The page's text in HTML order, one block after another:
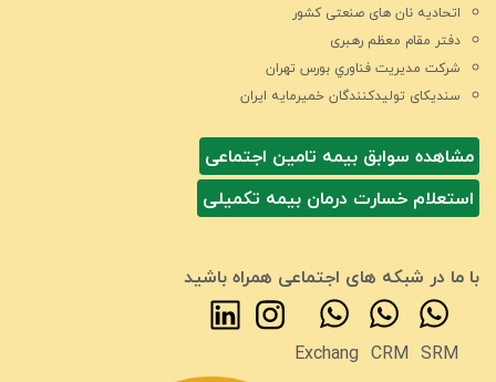
اتحادیه نان های صنعتی کشور
دفتر مقام معظم رهبری
شركت مديريت فناوري بورس تهران
سندیکای تولیدکنندگان خمیرمایه ایران
مشاهده سوابق بیمه تامین اجتماعی
استعلام خسارت درمان بیمه تکمیلی
با ما در شبکه های اجتماعی همراه باشید
SRM
CRM
Exchang